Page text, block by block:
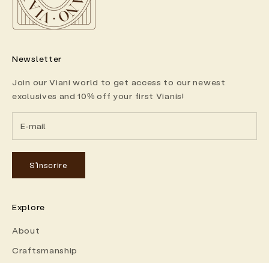
Newsletter
Join our Viani world to get access to our newest
exclusives and 10% off your first Vianis!
S'inscrire
Explore
About
Craftsmanship